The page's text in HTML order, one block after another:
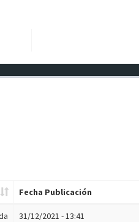
Fecha Publicación
31/12/2021 - 13:41